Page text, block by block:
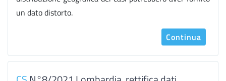
un dato distorto.
Continua